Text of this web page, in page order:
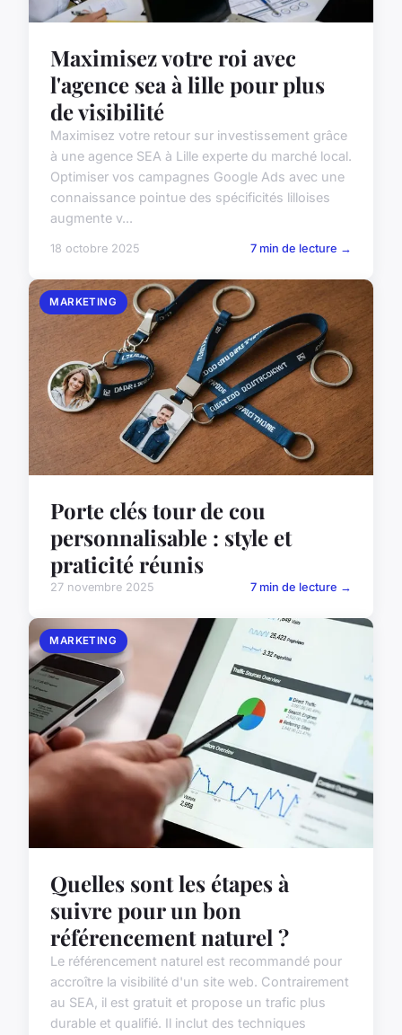
Maximisez votre roi avec
l'agence sea à lille pour plus
de visibilité
Maximisez votre retour sur investissement grâce
à une agence SEA à Lille experte du marché local.
Optimiser vos campagnes Google Ads avec une
connaissance pointue des spécificités lilloises
augmente v...
18 octobre 2025 7 min de lecture →
MARKETING
Porte clés tour de cou
personnalisable : style et
praticité réunis
27 novembre 2025 7 min de lecture →
MARKETING
Quelles sont les étapes à
suivre pour un bon
référencement naturel ?
Le référencement naturel est recommandé pour
accroître la visibilité d'un site web. Contrairement
au SEA, il est gratuit et propose un trafic plus
durable et qualifié. Il inclut des techniques